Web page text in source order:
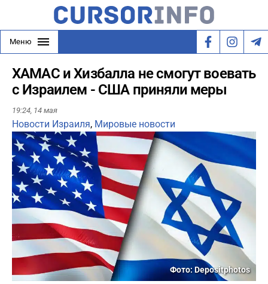
Меню
ХАМАС и Хизбалла не смогут воевать
с Израилем - США приняли меры
19:24, 14 мая
Новости Израиля, Мировые новости
Фото: Depositphotos